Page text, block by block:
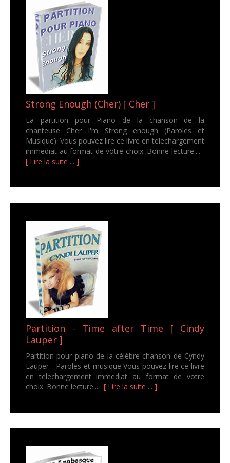
Strong Enough (Cher) [ Cher ]
La partition pour Piano de la chanson de la
chanteuse Cher I'm Strong enough (Paroles et
Musique). Vous pouvez lire ce livre en telechargement
immediat au format de votre choix. Bonne lecture....
[ Lire la suite ... ]
Partition - Time after Time [ Cindy
Lauper ]
Partition pour piano de la célèbre chanson de Cyndy
Lauper - Paroles et musique Vous pouvez lire ce livre
en telechargement immediat au format de votre
choix. Bonne lecture.... [ Lire la suite ... ]